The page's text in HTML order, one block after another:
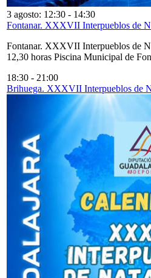
3 agosto: 12:30 - 14:30
Fontanar. XXXVII Interpueblos de
Fontanar. XXXVII Interpueblos de
12,30 horas Piscina Municipal de
18:30 - 21:00
Brihuega. XXXVII Interpueblos de